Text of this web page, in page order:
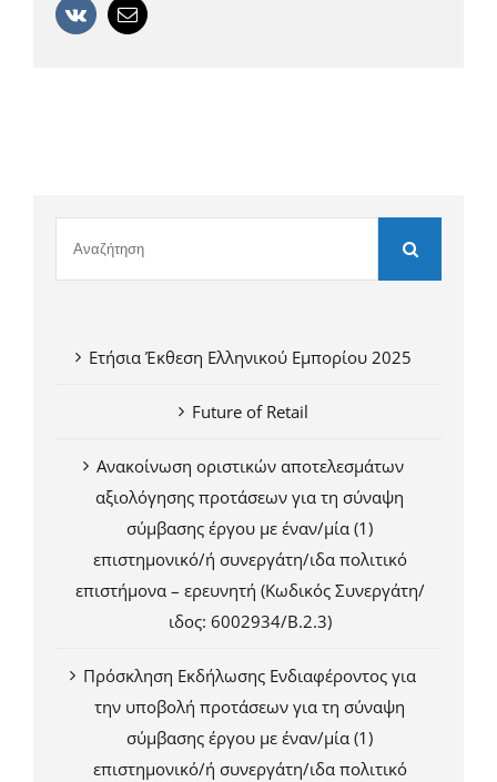
Vk Email
Ετήσια Έκθεση Ελληνικού Εμπορίου 2025
Future of Retail
Ανακοίνωση οριστικών αποτελεσμάτων
αξιολόγησης προτάσεων για τη σύναψη
σύμβασης έργου με έναν/μία (1)
επιστημονικό/ή συνεργάτη/ιδα πολιτικό
επιστήμονα – ερευνητή (Κωδικός Συνεργάτη/
ιδος: 6002934/Β.2.3)
Πρόσκληση Εκδήλωσης Ενδιαφέροντος για
την υποβολή προτάσεων για τη σύναψη
σύμβασης έργου με έναν/μία (1)
επιστημονικό/ή συνεργάτη/ιδα πολιτικό